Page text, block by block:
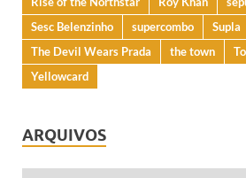
Sesc Belenzinho
supercombo Supla
The Devil Wears Prada
the town
Yellowcard
ARQUIVOS